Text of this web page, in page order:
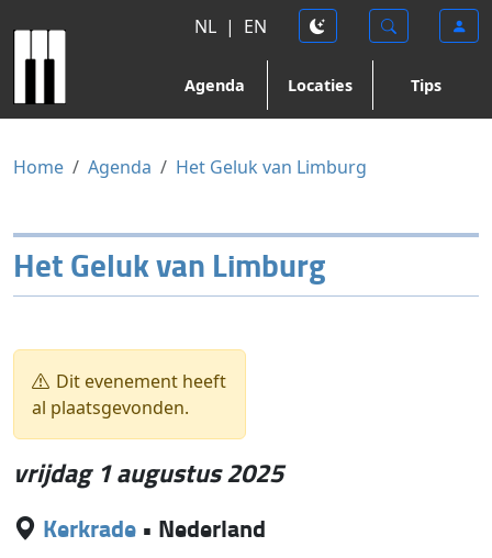
NL | EN
Agenda Locaties Tips
Home Agenda Het Geluk van Limburg
Het Geluk van Limburg
Dit evenement heeft
al plaatsgevonden.
vrijdag 1 augustus 2025
Kerkrade • Nederland